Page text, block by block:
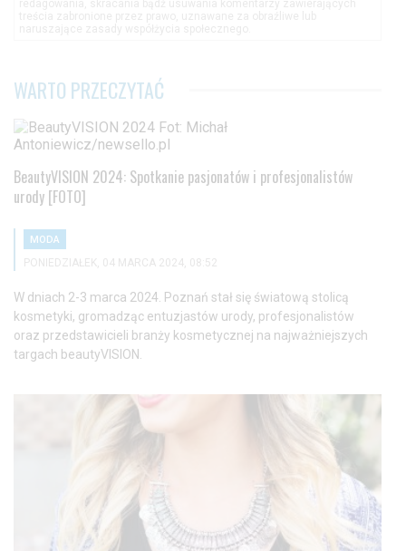
WARTO PRZECZYTAĆ
BeautyVISION 2024: Spotkanie pasjonatów i profesjonalistów
urody [FOTO]
MODA
PONIEDZIAŁEK, 04 MARCA 2024, 08:52
W dniach 2-3 marca 2024. Poznań stał się światową stolicą
kosmetyki, gromadząc entuzjastów urody, profesjonalistów
oraz przedstawicieli branży kosmetycznej na najważniejszych
targach beautyVISION.